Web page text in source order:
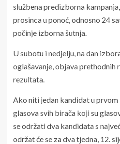
službena predizborna
prosinca u ponoć, odnosno 24
počinje izborna šutnja.
U subotu i nedjelju, na dan
oglašavanje, objava prethodnih
rezultata.
Ako niti jedan kandidat u
glasova svih birača koji su
se održati dva kandidata s
održat će se za dva tjedna, 12.